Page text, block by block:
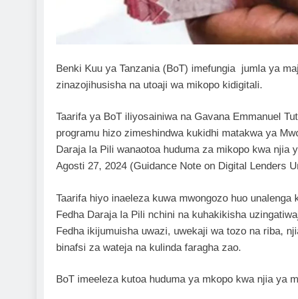
Benki Kuu ya Tanzania (BoT) imefungia jumla ya
zinazojihusisha na utoaji wa mikopo kidigitali.
Taarifa ya BoT iliyosainiwa na Gavana Emmanuel
programu hizo zimeshindwa kukidhi matakwa ya
Daraja la Pili wanaotoa huduma za mikopo kwa
Agosti 27, 2024 (Guidance Note on Digital Lenders
Taarifa hiyo inaeleza kuwa mwongozo huo
Fedha Daraja la Pili nchini na kuhakikisha
Fedha ikijumuisha uwazi, uwekaji wa tozo na riba,
binafsi za wateja na kulinda faragha zao.
BoT imeeleza kutoa huduma ya mkopo kwa njia ya